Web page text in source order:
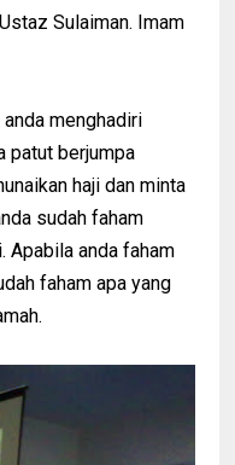
Sulaiman. Imam
menghadiri
patut berjumpa
haji dan minta
sudah faham
Apabila anda faham
faham apa yang